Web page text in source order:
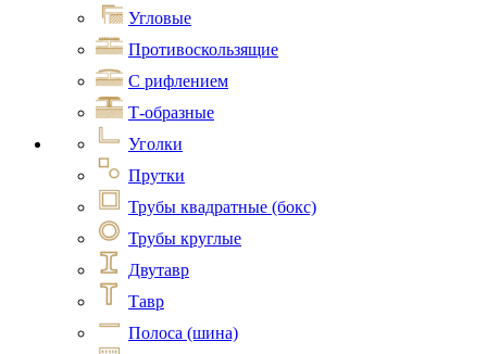
Угловые
Противоскользящие
С рифлением
Т-образные
Уголки
Прутки
Трубы квадратные (бокс)
Трубы круглые
Двутавр
Тавр
Полоса (шина)